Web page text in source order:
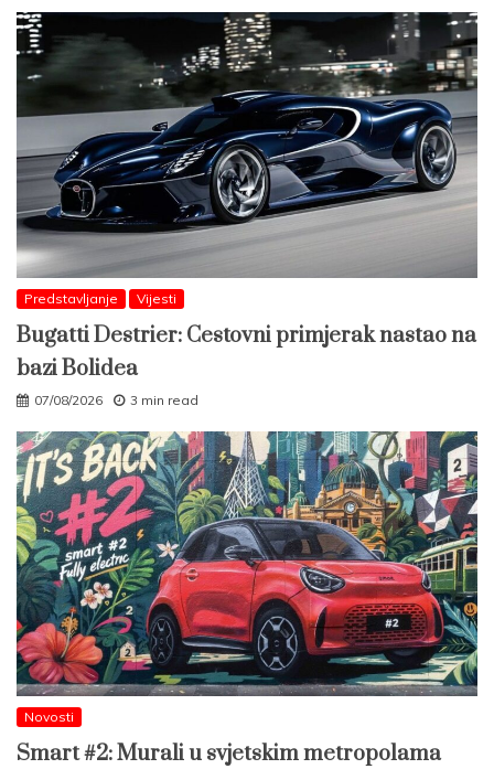
Predstavljanje Vijesti
Bugatti Destrier: Cestovni primjerak nastao na
bazi Bolidea
07/08/2026 3 min read
Novosti
Smart #2: Murali u svjetskim metropolama